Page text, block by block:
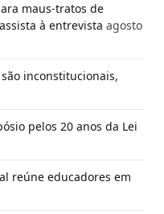
maus-tratos de
à entrevista agosto
inconstitucionais,
pelos 20 anos da Lei
reúne educadores em